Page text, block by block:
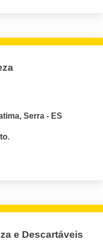
Serra - ES
e Descartáveis